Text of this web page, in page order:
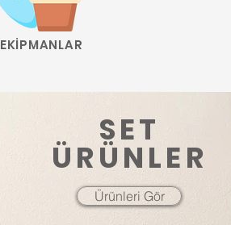
EKİPMANLAR
SET
ÜRÜNLER
Ürünleri Gör